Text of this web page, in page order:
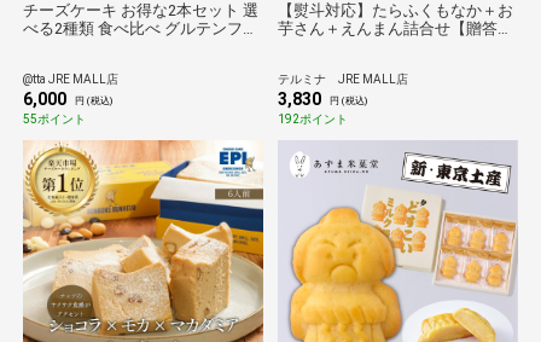
チーズケーキ お得な2本セット 選
べる2種類 食べ比べ グルテンフリ
@tta JRE MALL店
6,000 円 (税込)
55ポイント
【熨斗対応】たらふくもなか＋お
芋さん＋えんまん詰合せ【贈答
テルミナ JRE MALL店
3,830 円 (税込)
192ポイント